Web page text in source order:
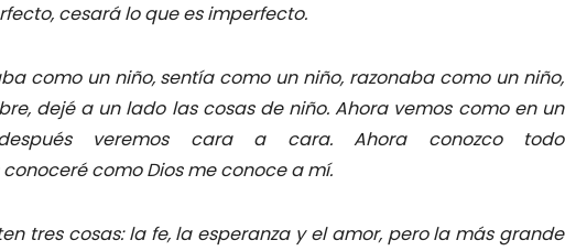
cesará lo que es imperfecto.
como un niño, sentía como un niño, razonaba como un niño,
dejé a un lado las cosas de niño. Ahora vemos como en un
después veremos cara a cara. Ahora conozco todo
como Dios me conoce a mí.
tres cosas: la fe, la esperanza y el amor, pero la más grande